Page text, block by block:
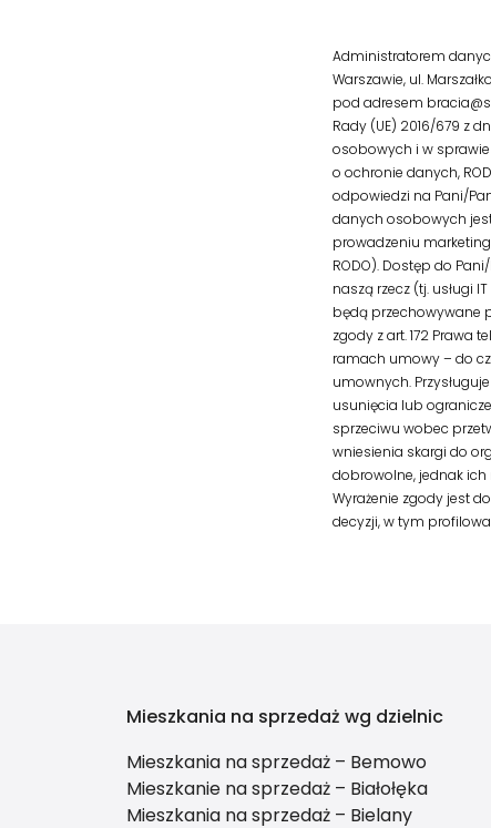
Administratorem danych
Warszawie, ul.
pod adresem
Rady (UE) 2016/679 z
osobowych i w
o ochronie danych,
odpowiedzi na Pani/
danych osobowych
prowadzeniu
RODO). Dostęp do
naszą rzecz (tj. usługi
będą przechowywane
zgody z art. 172 Prawa
ramach umowy – do
umownych.
usunięcia lub
sprzeciwu wobec
wniesienia skargi do
dobrowolne, jednak
Wyrażenie zgody jest
decyzji, w tym
Mieszkania na sprzedaż wg dzielnic
Mieszkania na sprzedaż – Bemowo
Mieszkanie na sprzedaż – Białołęka
Mieszkania na sprzedaż – Bielany